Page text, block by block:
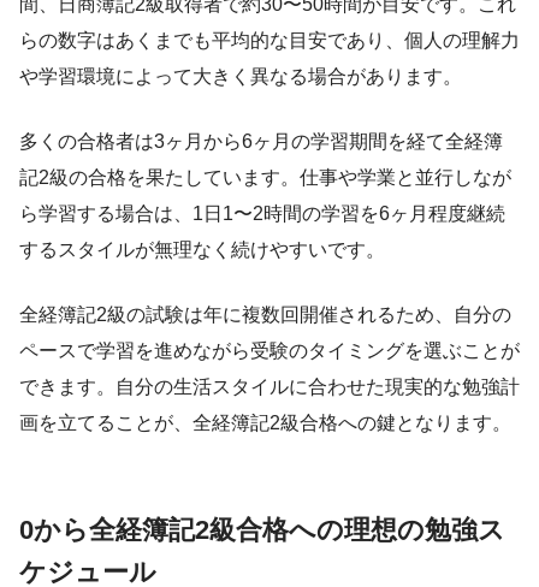
らの数字はあくまでも平均的な目安であり、個人の理解力
や学習環境によって大きく異なる場合があります。
多くの合格者は3ヶ月から6ヶ月の学習期間を経て全経簿
記2級の合格を果たしています。仕事や学業と並行しなが
ら学習する場合は、1日1〜2時間の学習を6ヶ月程度継続
するスタイルが無理なく続けやすいです。
全経簿記2級の試験は年に複数回開催されるため、自分の
ペースで学習を進めながら受験のタイミングを選ぶことが
できます。自分の生活スタイルに合わせた現実的な勉強計
画を立てることが、全経簿記2級合格への鍵となります。
0から全経簿記2級合格への理想の勉強ス
ケジュール